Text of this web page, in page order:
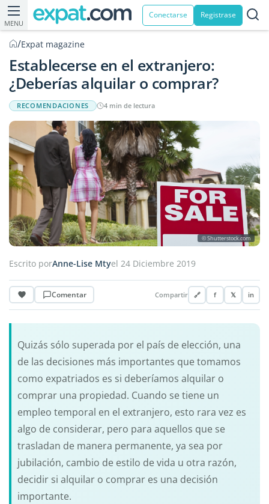
MENU
Conectarse Registrase
/Expat magazine
Establecerse en el extranjero:
¿Deberías alquilar o comprar?
RECOMENDACIONES 4 min de lectura
© Shutterstock.com
Escrito porAnne-Lise Mtyel 24 Diciembre 2019
Comentar Compartir 🔗 f 𝕏 in
Quizás sólo superada por el país de elección, una
de las decisiones más importantes que tomamos
como expatriados es si deberíamos alquilar o
comprar una propiedad. Cuando se tiene un
empleo temporal en el extranjero, esto rara vez es
algo de considerar, pero para aquellos que se
trasladan de manera permanente, ya sea por
jubilación, cambio de estilo de vida u otra razón,
decidir si alquilar o comprar es una decisión
importante.